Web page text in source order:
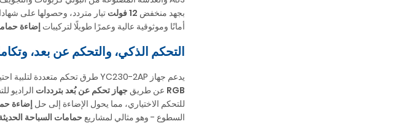
بجهد منخفض 12 فولت تيار متردد، وحصولها على
أمانًا وموثوقية عالية وعمرًا طويلًا لتركيبات إضاءة حمامات
التحكم الذكي، والتحكم عن بعد،
يدعم جهاز YC230-2AP طرق تحكم متعددة لتلبية احتياجات المشاريع المختلفة. باستخدام وحدات التحكم المتوافقة، يمكن للمستخدمين تشغيل
RGB عن طريقجهاز تحكم عن بُعد بترددات الراديو
للتحكم الاختياري، مما يحول الإضاءة إلى حل إضاءة
السطوع - وهو مثالي لمشاريعحمامات السباحة